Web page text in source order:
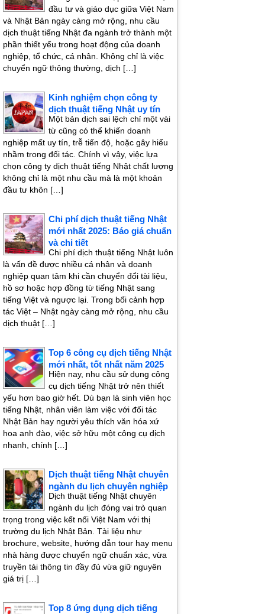
đầu tư và giáo dục giữa Việt Nam
và Nhật Bản ngày càng mở rộng, nhu cầu
dịch thuật tiếng Nhật đa ngành trở thành một
phần thiết yếu trong hoạt động của doanh
nghiệp, tổ chức, cá nhân. Không chỉ là việc
chuyển ngữ thông thường, dịch […]
Kinh nghiệm chọn công ty
dịch thuật tiếng Nhật uy tín
Một bản dịch sai lệch chỉ một vài
từ cũng có thể khiến doanh
nghiệp mất uy tín, trễ tiến độ, hoặc gây hiểu
nhầm trong đối tác. Chính vì vậy, việc lựa
chọn công ty dịch thuật tiếng Nhật chất lượng
không chỉ là một nhu cầu mà là một khoản
đầu tư khôn […]
Chi phí dịch thuật tiếng Nhật
mới nhất 2025: Báo giá chuẩn
và chi tiết
Chi phí dịch thuật tiếng Nhật luôn
là vấn đề được nhiều cá nhân và doanh
nghiệp quan tâm khi cần chuyển đổi tài liệu,
hồ sơ hoặc hợp đồng từ tiếng Nhật sang
tiếng Việt và ngược lại. Trong bối cảnh hợp
tác Việt – Nhật ngày càng mở rộng, nhu cầu
dịch thuật […]
Top 6 công cụ dịch tiếng Nhật
mới nhất, tốt nhất năm 2025
Hiện nay, nhu cầu sử dụng công
cụ dịch tiếng Nhật trở nên thiết
yếu hơn bao giờ hết. Dù bạn là sinh viên học
tiếng Nhật, nhân viên làm việc với đối tác
Nhật Bản hay người yêu thích văn hóa xứ
hoa anh đào, việc sở hữu một công cụ dịch
nhanh, chính […]
Dịch thuật tiếng Nhật chuyên
ngành du lịch chuyên nghiệp
Dịch thuật tiếng Nhật chuyên
ngành du lịch đóng vai trò quan
trọng trong việc kết nối Việt Nam với thị
trường du lịch Nhật Bản. Tài liệu như
brochure, website, hướng dẫn tour hay menu
nhà hàng được chuyển ngữ chuẩn xác, vừa
truyền tải thông tin đầy đủ vừa giữ nguyên
giá trị […]
Top 8 ứng dụng dịch tiếng